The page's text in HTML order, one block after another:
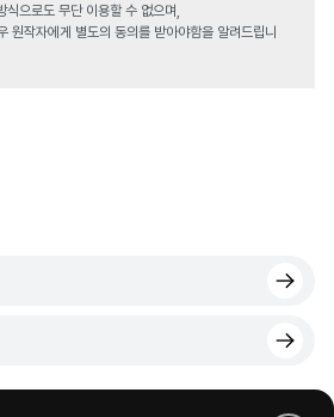
으로도 무단 이용할 수 없으며,
원작자에게 별도의 동의를 받아야함을 알려드립니